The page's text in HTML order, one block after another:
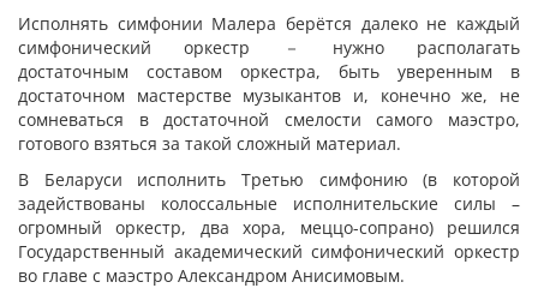
Исполнять симфонии Малера берётся далеко не каждый
симфонический оркестр － нужно располагать
достаточным составом оркестра, быть уверенным в
достаточном мастерстве музыкантов и, конечно же, не
сомневаться в достаточной смелости самого маэстро,
готового взяться за такой сложный материал.
В Беларуси исполнить Третью симфонию (в которой
задействованы колоссальные исполнительские силы –
огромный оркестр, два хора, меццо-сопрано) решился
Государственный академический симфонический оркестр
во главе с маэстро Александром Анисимовым.